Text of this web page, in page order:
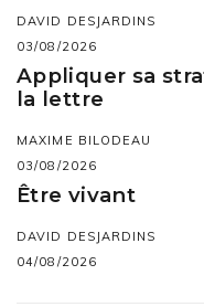
DAVID DESJARDINS
03/08/2026
Appliquer sa
la lettre
MAXIME BILODEAU
03/08/2026
Être vivant
DAVID DESJARDINS
04/08/2026